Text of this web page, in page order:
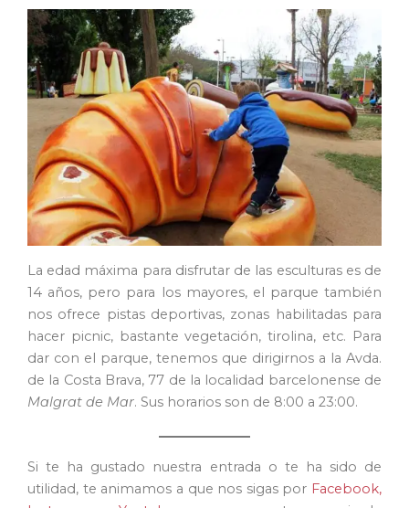
La edad máxima para disfrutar de las esculturas es de
14 años, pero para los mayores, el parque también
nos ofrece pistas deportivas, zonas habilitadas para
hacer picnic, bastante vegetación, tirolina, etc. Para
dar con el parque, tenemos que dirigirnos a la Avda.
de la Costa Brava, 77 de la localidad barcelonense de
Malgrat de Mar. Sus horarios son de 8:00 a 23:00.
Si te ha gustado nuestra entrada o te ha sido de
utilidad, te animamos a que nos sigas por Facebook,